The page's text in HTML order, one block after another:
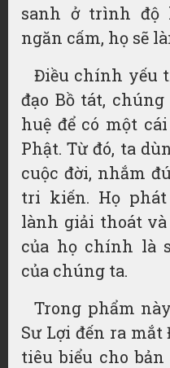
sanh ở trình độ
ngăn cấm, họ sẽ
Điều chính yếu
đạo Bồ tát,
huệ để có một
Phật. Từ đó, ta
cuộc đời, nhắm
tri kiến. Họ phát
lành giải thoát
của họ chính là
của chúng ta.
Trong phẩm
Sư Lợi đến ra mắt
tiêu biểu cho